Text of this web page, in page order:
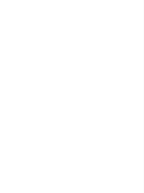
absolus. Nous pouvons
: